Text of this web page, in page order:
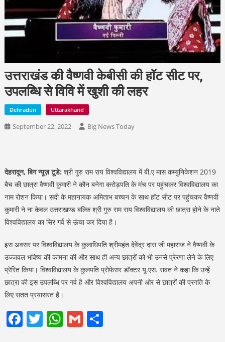
उत्तराखंड की वैष्णवी केबीसी की हॉट सीट पर,
उपलब्धि से विवि में खुशी की लहर
Dehradun Uttarakhand
September 22, 2022 Big News Today
देहरादून, बिग न्यूज़ टूडे: श्री गुरु राम राय विश्वविद्यालय में बी.ए मास कम्युनिकेशन 2019
बैच की छात्रा वैष्णवी कुमारी ने कौन बनेगा करोड़पति के मंच पर पहुंचकर विश्वविद्यालय का
नाम रोशन किया। सदी के महानायक अमिताभ बच्चन के साथ हॉट सीट पर पहुंचकर वैष्णवी
कुमारी ने ना केवल उत्तराखण्ड बल्कि श्री गुरु राम राय विश्वविद्यालय की छात्रा होने के नाते
विश्वविद्यालय का सिर गर्व से ऊंचा कर दिया है।
इस अवसर पर विश्वविद्यालय के कुलाधिपति श्रीमहंत देवेंद्र दास जी महाराज ने वैष्णवी के
उज्जवल भविष्य की कामना की और साथ ही अन्य छात्रों को भी उनसे प्रेरणा लेने के लिए
प्रेरित किया। विश्वविद्यालय के कुलपति प्रोफेसर डॉक्टर यू.एस. रावत ने कहा कि उन्हें
छात्रा की इस उपलब्धि पर गर्व है और विश्वविद्यालय अपनी ओर से छात्रों की प्रगति के
लिए सतत प्रयासरत है।
Facebook
Twitter
WhatsApp
GmailShare